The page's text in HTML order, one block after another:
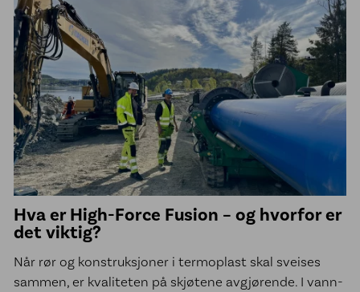
Hva er High-Force Fusion – og hvorfor er
det viktig?
Når rør og konstruksjoner i termoplast skal sveises
sammen, er kvaliteten på skjøtene avgjørende. I vann-